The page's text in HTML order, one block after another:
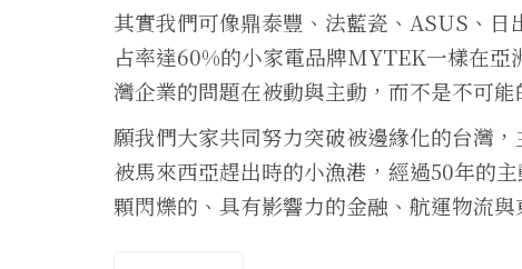
其實我們可像鼎泰豐、法藍瓷、ASUS、
占率達60%的小家電品牌MYTEK一樣在
灣企業的問題在被動與主動，而不是不可能
願我們大家共同努力突破被邊緣化的台灣
被馬來西亞趕出時的小漁港，經過50年的
顆閃爍的、具有影響力的金融、航運物流